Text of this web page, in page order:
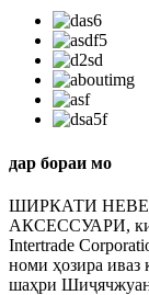
дар бораи мо
ШИРКАТИ
АКСЕССУАРИ, ки
Intertrade
номи ҳозира иваз
шаҳри